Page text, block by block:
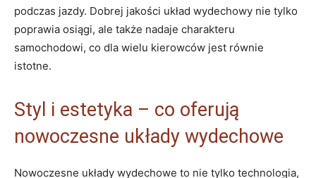
podczas jazdy. Dobrej jakości układ wydechowy nie tylko
poprawia osiągi, ale także nadaje charakteru
samochodowi, co dla wielu kierowców jest równie
istotne.
Styl i estetyka – co oferują
nowoczesne układy wydechowe
Nowoczesne układy wydechowe to nie tylko technologia,